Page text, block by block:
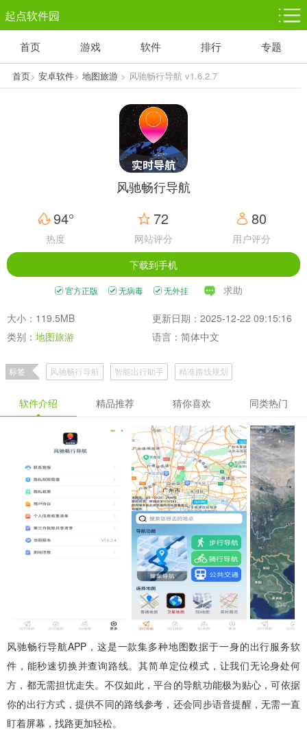
起点软件园
塔防游戏
1千+款游戏
休闲益智
1万+款游戏
体育竞技
5百+款游戏
赛车竞速
3百+款游戏
首页 游戏 软件 排行 专题
首页> 安卓软件> 地图旅游> 风驰畅行导航 v1.6.2.7
风驰畅行导航
94°
热度
72
网站评分
80
用户评分
下载到手机
官方正版 无病毒 无外挂 求助
大小：119.5MB
更新日期：2025-12-22 09:15:16
类别： 地图旅游 语言：简体中文
标签 风驰畅行导航 智能出行助手 精准路线规划
软件介绍 精品推荐 猜你喜欢 同类热门
风驰畅行导航APP，这是一款集多种地图数据于一身的出行服务软
件，能秒速切换并查询路线。其简单定位模式，让我们无论身处何
方，都无需担忧走失。不仅如此，平台的导航功能极为贴心，可依据
你的出行方式，提供不同的路线参考，还会同步语音提醒，无需一直
盯着屏幕，找路更加轻松。